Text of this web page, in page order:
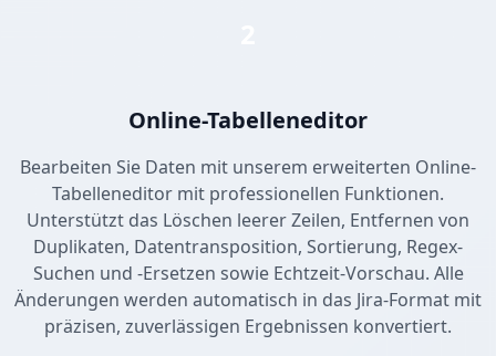
Online-Tabelleneditor
Bearbeiten Sie Daten mit unserem erweiterten Online-
Tabelleneditor mit professionellen Funktionen.
Unterstützt das Löschen leerer Zeilen, Entfernen von
Duplikaten, Datentransposition, Sortierung, Regex-
Suchen und -Ersetzen sowie Echtzeit-Vorschau. Alle
Änderungen werden automatisch in das Jira-Format mit
präzisen, zuverlässigen Ergebnissen konvertiert.